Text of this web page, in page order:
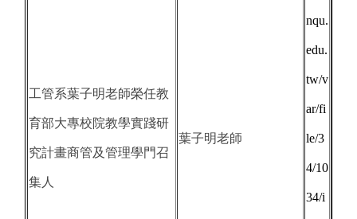
工管系葉子明老師榮任教
育部大專校院教學實踐研
究計畫商管及管理學門召
集人
葉子明老師
nqu.
edu.
tw/v
ar/fi
le/3
4/10
34/i